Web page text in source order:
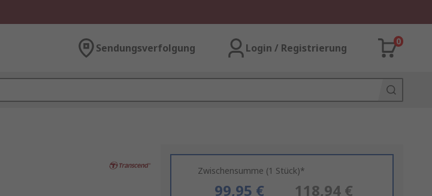
Sendungsverfolgung Login / Registrierung
0
Zwischensumme (1 Stück)*
99,95 € 118,94 €